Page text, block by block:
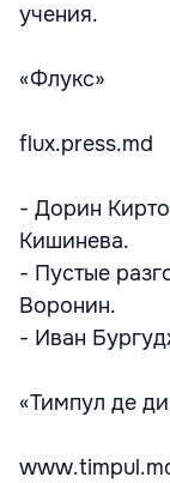
учения.
«Флукс»
flux.press.md
- Дорин
Кишинева.
- Пустые
Воронин.
- Иван
«Тимпул де